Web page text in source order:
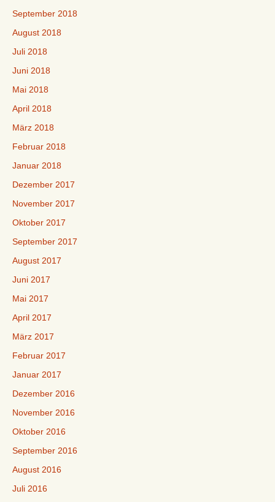
September 2018
August 2018
Juli 2018
Juni 2018
Mai 2018
April 2018
März 2018
Februar 2018
Januar 2018
Dezember 2017
November 2017
Oktober 2017
September 2017
August 2017
Juni 2017
Mai 2017
April 2017
März 2017
Februar 2017
Januar 2017
Dezember 2016
November 2016
Oktober 2016
September 2016
August 2016
Juli 2016